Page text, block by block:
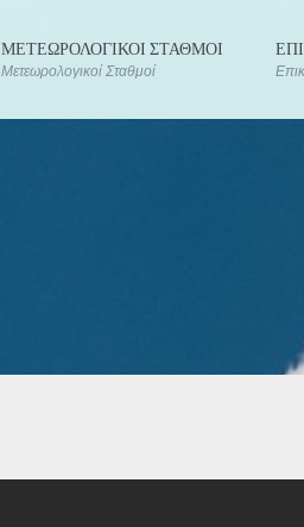
ΜΕΤΕΩΡΟΛΟΓΙΚΟΙ ΣΤΑΘΜΟΙ
Μετεωρολογικοί Σταθμοί